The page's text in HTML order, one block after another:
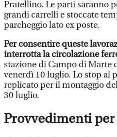
Pratellino. Le parti saranno
grandi carrelli e stoccate
parcheggio lato ex poste.
Per consentire queste
interrotta la circolazione
stazione di Campo di Marte
venerdì 10 luglio. Lo stop al
replicato per il montaggio
30 luglio.
Provvedimenti